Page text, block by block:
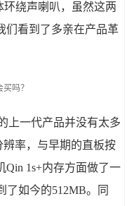
环绕声喇叭，虽然这两
们看到了多亲在产品革
上一代产品并没有太多
辨率，与早期的直板按
1s+内存方面做了一
了如今的512MB。同